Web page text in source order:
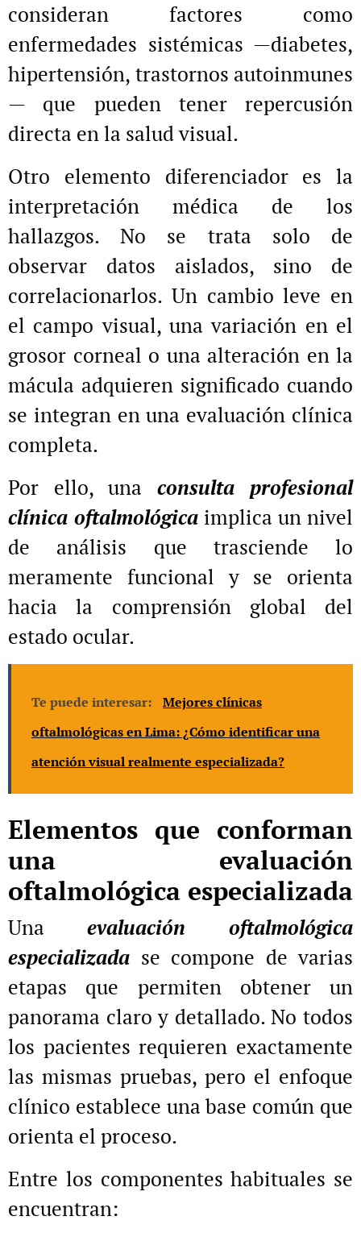
consideran factores como
enfermedades sistémicas —diabetes,
hipertensión, trastornos autoinmunes
— que pueden tener repercusión
directa en la salud visual.
Otro elemento diferenciador es la
interpretación médica de los
hallazgos. No se trata solo de
observar datos aislados, sino de
correlacionarlos. Un cambio leve en
el campo visual, una variación en el
grosor corneal o una alteración en la
mácula adquieren significado cuando
se integran en una evaluación clínica
completa.
Por ello, una consulta profesional
clínica oftalmológica implica un nivel
de análisis que trasciende lo
meramente funcional y se orienta
hacia la comprensión global del
estado ocular.
Te puede interesar:
Mejores clínicas
oftalmológicas en Lima: ¿Cómo identificar una
atención visual realmente especializada?
Elementos que conforman
una evaluación
oftalmológica especializada
Una evaluación oftalmológica
especializada se compone de varias
etapas que permiten obtener un
panorama claro y detallado. No todos
los pacientes requieren exactamente
las mismas pruebas, pero el enfoque
clínico establece una base común que
orienta el proceso.
Entre los componentes habituales se
encuentran: